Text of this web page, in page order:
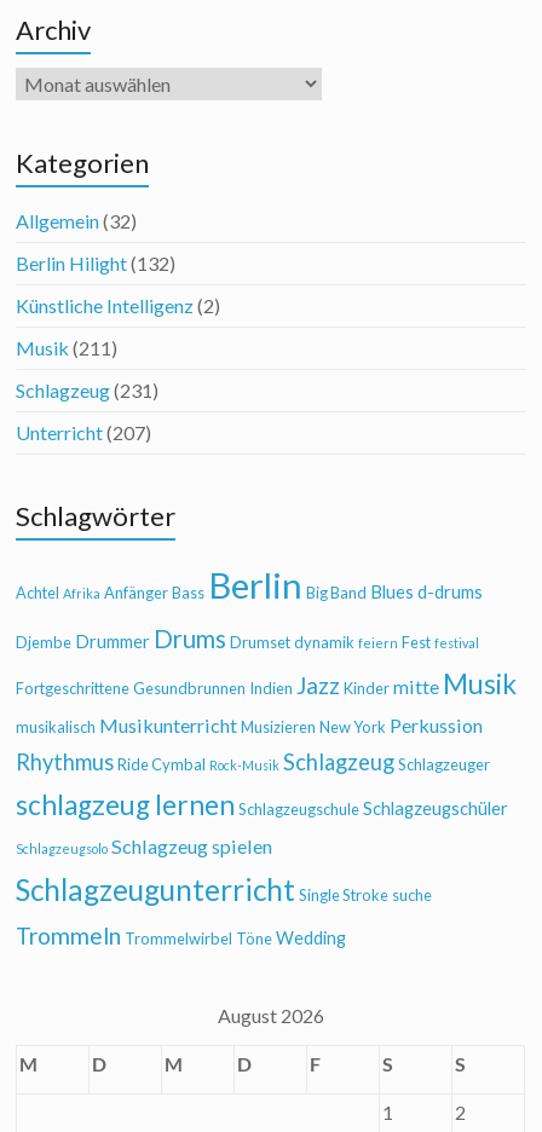
Archiv
Archiv
Kategorien
Allgemein(32)
Berlin Hilight(132)
Künstliche Intelligenz(2)
Musik (211)
Schlagzeug(231)
Unterricht(207)
Schlagwörter
Achtel Afrika Anfänger Bass Berlin Big Band Blues d-drums
Djembe Drummer Drums Drumset dynamik feiern Fest festival
Fortgeschrittene Gesundbrunnen Indien Jazz Kinder mitte Musik
musikalisch Musikunterricht Musizieren New York Perkussion
Rhythmus Ride Cymbal Rock-Musik Schlagzeug Schlagzeuger
schlagzeug lernen Schlagzeugschule Schlagzeugschüler
Schlagzeugsolo Schlagzeug spielen
Schlagzeugunterricht Single Stroke suche
Trommeln Trommelwirbel Töne Wedding
August 2026
M D M D F S S
1 2